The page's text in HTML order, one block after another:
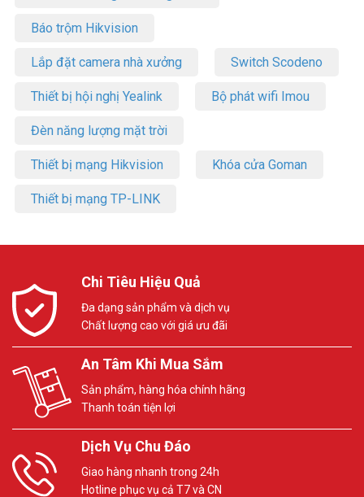
Báo trộm Hikvision
Lắp đặt camera nhà xưởng Switch Scodeno
Thiết bị hội nghị Yealink Bộ phát wifi Imou
Đèn năng lượng mặt trời
Thiết bị mạng Hikvision Khóa cửa Goman
Thiết bị mạng TP-LINK
Chi Tiêu Hiệu Quả
Đa dạng sản phẩm và dịch vụ
Chất lượng cao với giá ưu đãi
An Tâm Khi Mua Sắm
Sản phẩm, hàng hóa chính hãng
Thanh toán tiện lợi
Dịch Vụ Chu Đáo
Giao hàng nhanh trong 24h
Hotline phục vụ cả T7 và CN